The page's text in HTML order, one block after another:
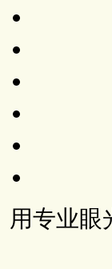
用专业眼